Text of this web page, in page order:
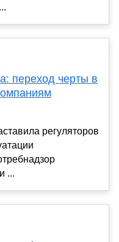
переход черты в
регуляторов
...